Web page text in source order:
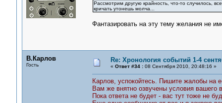
Рассмотрим другую крайность, что-то случилось,
кричать утонешь молча...
Фантазировать на эту тему желания не
В.Карлов
Гость
Re: Хронология событий 1-4
« Ответ #34 :08 Сентября 2010, 20:48:16 »
Карлов, успокойтесь. Пишите жалобы на
Вам же внятно озвучены условия вашего
Пока ответа не будет - вас тут тоже не